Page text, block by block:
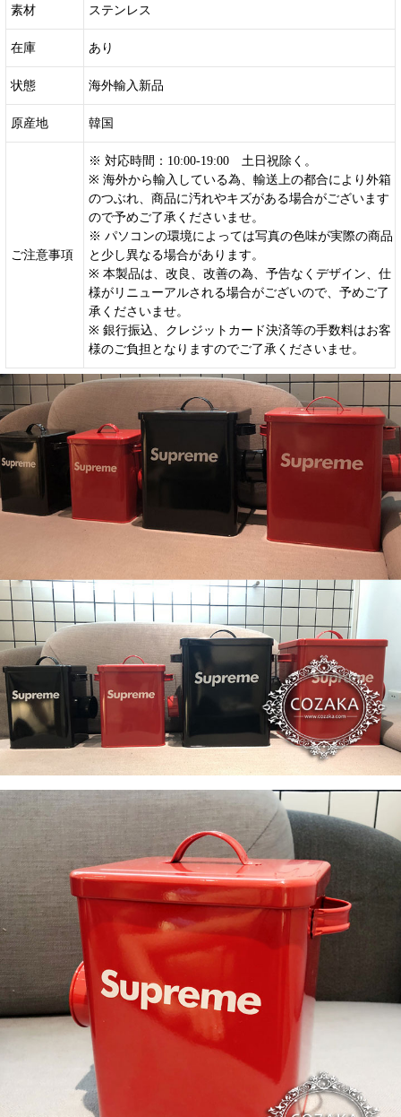
素材 ステンレス
在庫 あり
状態 海外輸入新品
原産地 韓国
ご注意事項
※ 対応時間：10:00-19:00 土日祝除く。
※ 海外から輸入している為、輸送上の都合により外箱
のつぶれ、商品に汚れやキズがある場合がございます
ので予めご了承くださいませ。
※ パソコンの環境によっては写真の色味が実際の商品
と少し異なる場合があります。
※ 本製品は、改良、改善の為、予告なくデザイン、仕
様がリニューアルされる場合がございので、予めご了
承くださいませ。
※ 銀行振込、クレジットカード決済等の手数料はお客
様のご負担となりますのでご了承くださいませ。